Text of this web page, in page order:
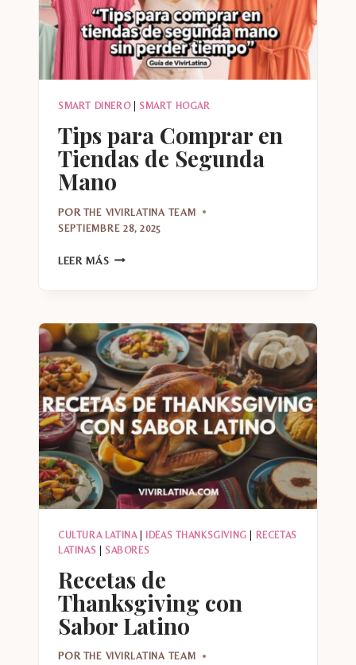
SMART DINERO| SMART HOGAR
Tips para Comprar en
Tiendas de Segunda
Mano
POR THE VIVIRLATINA TEAM
SEPTIEMBRE 28, 2025
LEER MÁS TIPS
TIENDAS
DE
SEGUNDA
MANO
CULTURA LATINA| IDEAS THANKSGIVING
RECETAS
LATINAS
SABORES
Recetas de
Thanksgiving con
Sabor Latino
POR THE VIVIRLATINA TEAM